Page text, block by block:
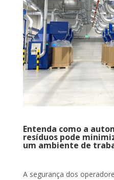
Entenda como a
resíduos pode
um ambiente de
A segurança dos